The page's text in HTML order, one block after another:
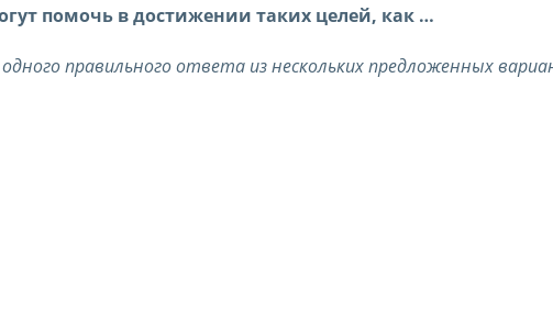
помочь в достижении таких целей, как …
правильного ответа из нескольких предложенных